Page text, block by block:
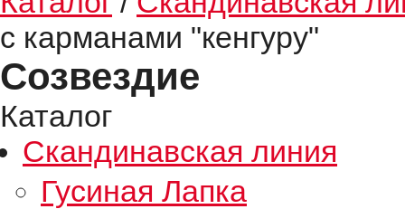
с карманами "кенгуру"
Созвездие
Каталог
Скандинавская линия
Гусиная Лапка